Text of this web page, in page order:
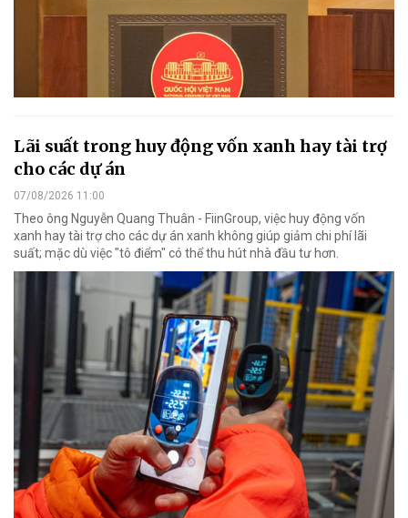
Lãi suất trong huy động vốn xanh hay tài trợ
cho các dự án
07/08/2026 11:00
Theo ông Nguyễn Quang Thuân - FiinGroup, việc huy động vốn
xanh hay tài trợ cho các dự án xanh không giúp giảm chi phí lãi
suất; mặc dù việc "tô điểm" có thể thu hút nhà đầu tư hơn.